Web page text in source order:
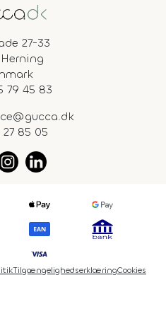
27-33
79 45 83
27 85 05
TilgængelighedserklæringCookies